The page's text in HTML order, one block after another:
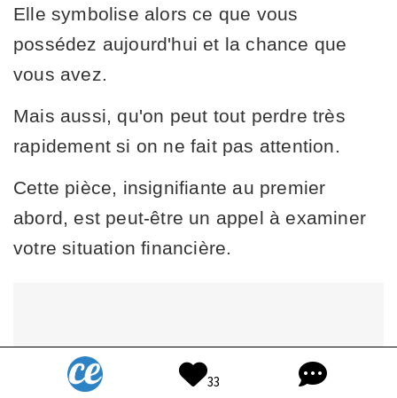
Elle symbolise alors ce que vous
possédez aujourd'hui et la chance que
vous avez.
Mais aussi, qu'on peut tout perdre très
rapidement si on ne fait pas attention.
Cette pièce, insignifiante au premier
abord, est peut-être un appel à examiner
votre situation financière.
33